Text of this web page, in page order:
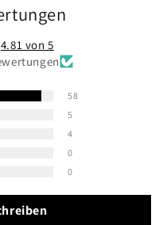
4.81 von 5
58
5
4
0
0